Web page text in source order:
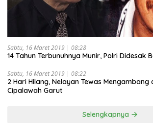
Sabtu, 16 Maret 2019 | 08:28
14 Tahun Terbunuhnya Munir, Polri Didesak
Sabtu, 16 Maret 2019 | 08:22
2 Hari Hilang, Nelayan Tewas Mengambang
Cipalawah Garut
Selengkapnya